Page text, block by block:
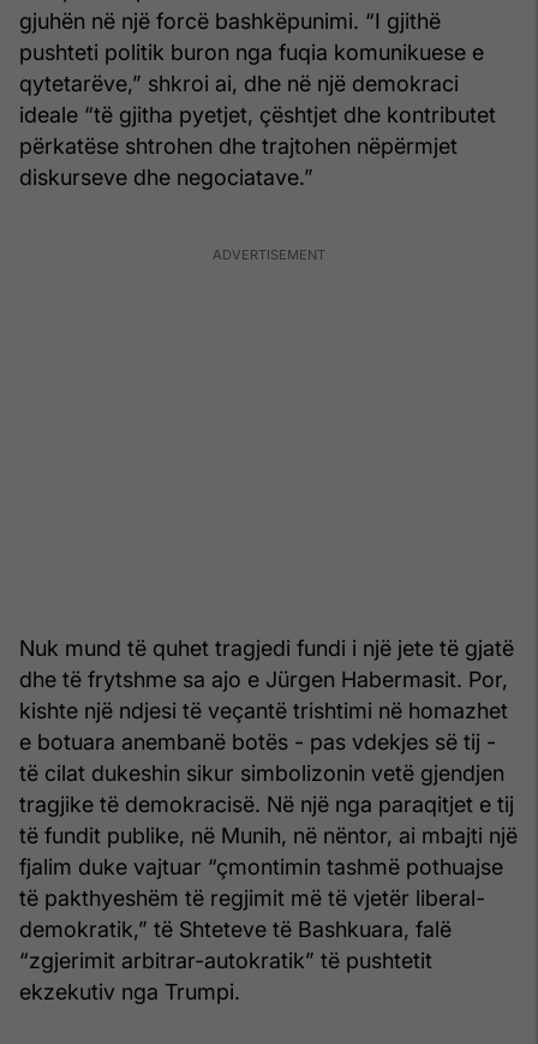
gjuhën në një forcë bashkëpunimi. “I gjithë
pushteti politik buron nga fuqia komunikuese e
qytetarëve,” shkroi ai, dhe në një demokraci
ideale “të gjitha pyetjet, çështjet dhe kontributet
përkatëse shtrohen dhe trajtohen nëpërmjet
diskurseve dhe negociatave.”
Nuk mund të quhet tragjedi fundi i një jete të gjatë
dhe të frytshme sa ajo e Jürgen Habermasit. Por,
kishte një ndjesi të veçantë trishtimi në homazhet
e botuara anembanë botës - pas vdekjes së tij -
të cilat dukeshin sikur simbolizonin vetë gjendjen
tragjike të demokracisë. Në një nga paraqitjet e tij
të fundit publike, në Munih, në nëntor, ai mbajti një
fjalim duke vajtuar “çmontimin tashmë pothuajse
të pakthyeshëm të regjimit më të vjetër liberal-
demokratik,” të Shteteve të Bashkuara, falë
“zgjerimit arbitrar-autokratik” të pushtetit
ekzekutiv nga Trumpi.